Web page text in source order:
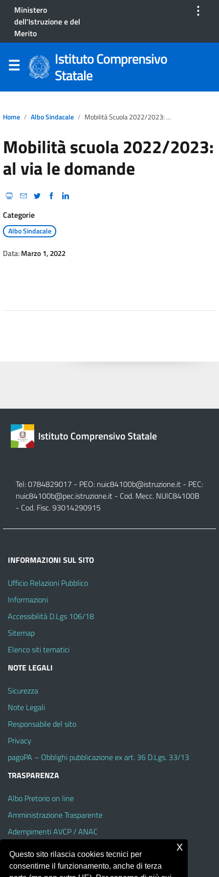
Ministero
dell'Istruzione e del
Merito
⋮
Istituto Comprensivo
Statale
Home Albo Sindacale Mobilità Scuola 2022/2023: Al Via Le Domande
Mobilità scuola 2022/2023:
al via le domande
Categorie
Albo Sindacale
Data:Marzo 1, 2022
Istituto Comprensivo Statale
Tel: 0784829017 - PEO: nuic84100b@istruzione.it - PEC:
nuic84100b@pec.istruzione.it - Cod. Mecc. NUIC84100B
- Cod. Fisc. 93014290915
INFORMAZIONI SUL SITO
Ufficio Relazioni Pubblico
Informazioni
Accessibilità D.Lgs 106/18
Sitemap
Elenco siti tematici
NOTE LEGALI
Sicurezza
Note Legali
Responsabile del sito
Privacy
pagoPA – Obblighi pubblicazione ex art. 36 D.Lgs. 33/13
TRASPARENZA
Albo Pretorio on line
Amministrazione Trasparente
Adempimenti AVCP / ANAC
Dichiarazione di accessibilità
Questo sito rilascia cookies tecnici per
consentirne il funzionamento, anche di terza
x